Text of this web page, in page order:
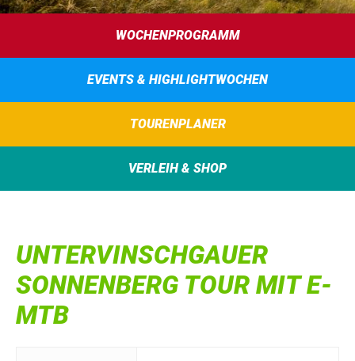
WOCHENPROGRAMM
EVENTS & HIGHLIGHTWOCHEN
TOURENPLANER
VERLEIH & SHOP
UNTERVINSCHGAUER
SONNENBERG TOUR MIT E-
MTB